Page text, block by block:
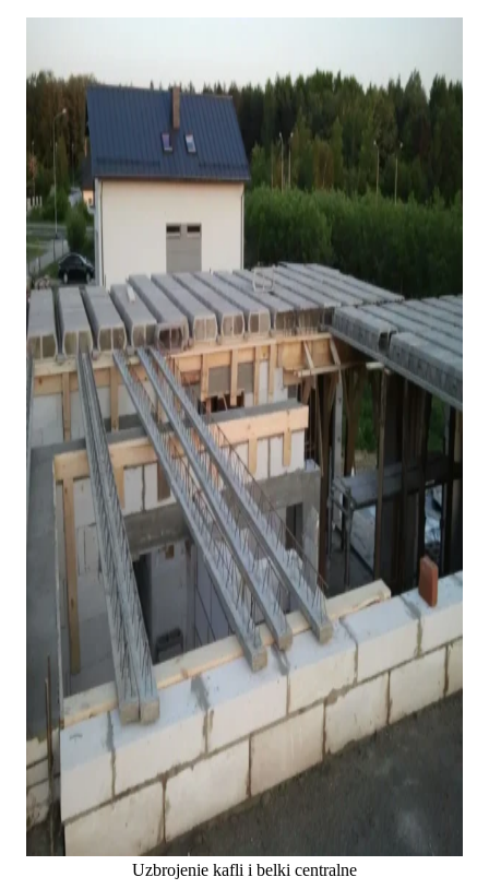
Uzbrojenie kafli i belki centralne